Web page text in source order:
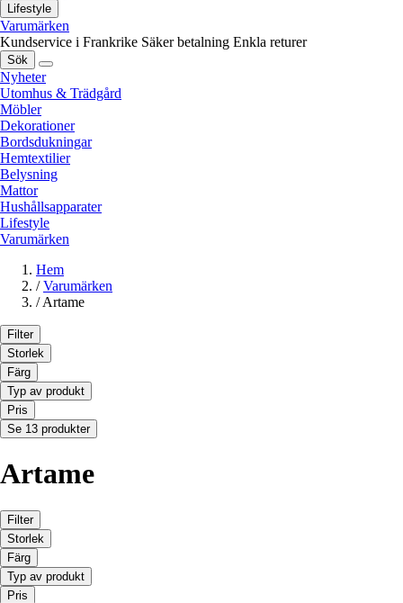
Lifestyle
Varumärken
Kundservice i Frankrike Säker betalning Enkla returer
Sök
Nyheter
Utomhus & Trädgård
Möbler
Dekorationer
Bordsdukningar
Hemtextilier
Belysning
Mattor
Hushållsapparater
Lifestyle
Varumärken
Hem
/ Varumärken
/ Artame
Filter
Storlek
Färg
Typ av produkt
Pris
Se 13 produkter
Artame
Filter
Storlek
Färg
Typ av produkt
Pris